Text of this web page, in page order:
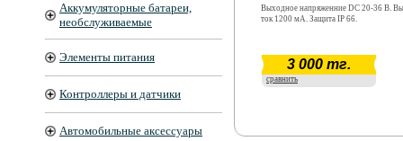
Аккумуляторные батареи,
необслуживаемые
Элементы питания
Контроллеры и датчики
Автомобильные аксессуары
Выходное напряженние DC 20-36 В.
ток 1200 мА. Защита IP 66.
3 000 тг.
сравнить